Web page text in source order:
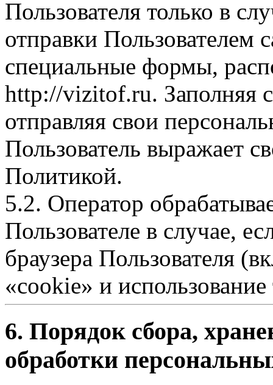
Пользователя только в
отправки Пользователем
специальные формы,
http://vizitof.ru. Заполняя
отправляя свои
Пользователь выражает
Политикой.
5.2. Оператор
Пользователе в случае,
браузера Пользователя
«cookie» и
6. Порядок сбора,
обработки